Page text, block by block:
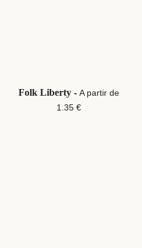
Folk Liberty - A partir de
1.35 €